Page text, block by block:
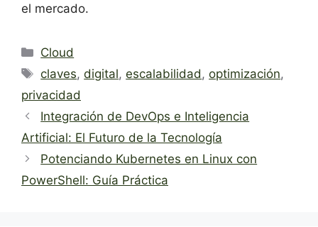
el mercado.
Categorías
Cloud
Etiquetas
claves,digital,escalabilidad ,optimización,
privacidad
Integración de DevOps e Inteligencia
Artificial: El Futuro de la Tecnología
Potenciando Kubernetes en Linux con
PowerShell: Guía Práctica